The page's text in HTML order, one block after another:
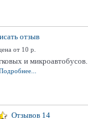
отзыв
от 10 р.
и
Отзывов 14